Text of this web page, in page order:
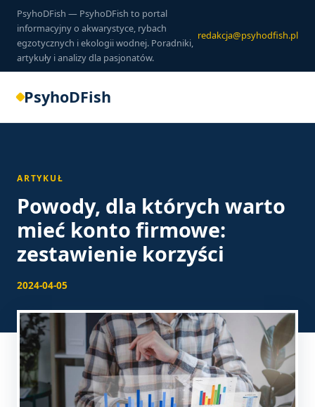
PsyhoDFish — PsyhoDFish to portal
informacyjny o akwarystyce, rybach
egzotycznych i ekologii wodnej. Poradniki,
artykuły i analizy dla pasjonatów.
redakcja@psyhodfish.pl
PsyhoDFish
ARTYKUŁ
Powody, dla których warto
mieć konto firmowe:
zestawienie korzyści
2024-04-05